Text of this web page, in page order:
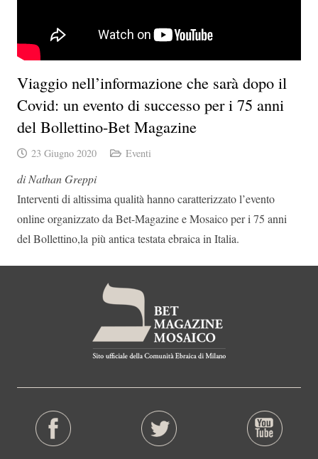
Viaggio nell’informazione che sarà dopo il
Covid: un evento di successo per i 75 anni
del Bollettino-Bet Magazine
23 Giugno 2020 Eventi
di Nathan Greppi
Interventi di altissima qualità hanno caratterizzato l’evento
online organizzato da Bet-Magazine e Mosaico per i 75 anni
del Bollettino,la più antica testata ebraica in Italia.